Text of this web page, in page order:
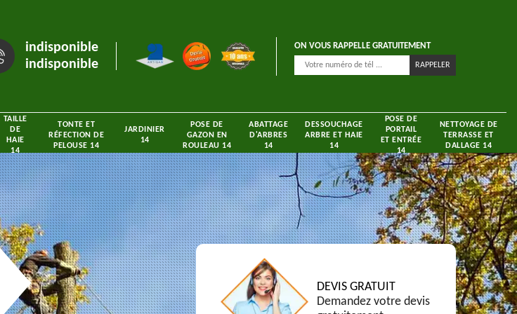
indisponible
indisponible
ON VOUS RAPPELLE GRATUITEMENT
TAILLE
DE
HAIE
14
TONTE ET
RÉFECTION DE
PELOUSE 14
JARDINIER
14
POSE DE
GAZON EN
ROULEAU 14
ABATTAGE
D'ARBRES
14
DESSOUCHAGE
ARBRE ET HAIE
14
POSE DE
PORTAIL
ET ENTRÉE
14
NETTOYAGE DE
TERRASSE ET
DALLAGE 14
DEVIS GRATUIT
Demandez votre devis